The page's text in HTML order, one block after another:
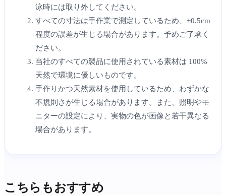
泳時には取り外してください。
すべての寸法は手作業で測定しているため、±0.5cm
程度の誤差が生じる場合があります。予めご了承く
ださい。
当社のすべての製品に使用されている素材は 100%
天然で環境に優しいものです。
手作りかつ天然素材を使用しているため、わずかな
不規則さが生じる場合があります。また、照明やモ
ニターの設定により、実物の色が画像と若干異なる
場合があります。
こちらもおすすめ